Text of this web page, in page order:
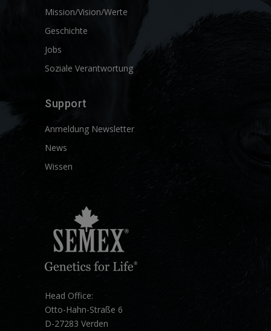
Mission/Vision/Werte
Geschichte
Jobs
Soziale Verantwortung
Support
Anmeldung Newsletter
News
Wissen
Head Office:
Otto-Hahn-Straße 6
D-27283 Verden